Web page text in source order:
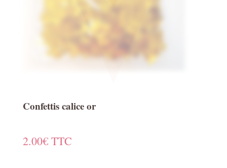
Confettis calice or
2.00€ TTC